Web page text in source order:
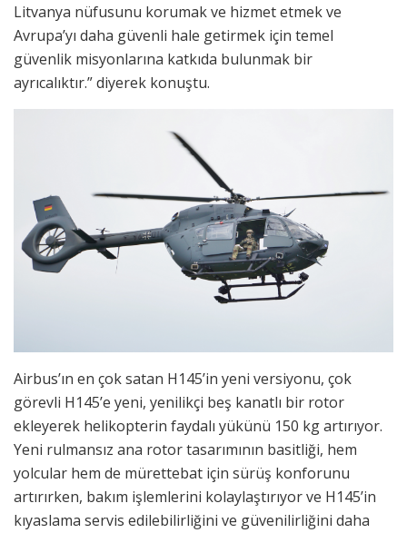
Litvanya nüfusunu korumak ve hizmet etmek ve
Avrupa’yı daha güvenli hale getirmek için temel
güvenlik misyonlarına katkıda bulunmak bir
ayrıcalıktır.” diyerek konuştu.
Airbus’ın en çok satan H145’in yeni versiyonu, çok
görevli H145’e yeni, yenilikçi beş kanatlı bir rotor
ekleyerek helikopterin faydalı yükünü 150 kg artırıyor.
Yeni rulmansız ana rotor tasarımının basitliği, hem
yolcular hem de mürettebat için sürüş konforunu
artırırken, bakım işlemlerini kolaylaştırıyor ve H145’in
kıyaslama servis edilebilirliğini ve güvenilirliğini daha